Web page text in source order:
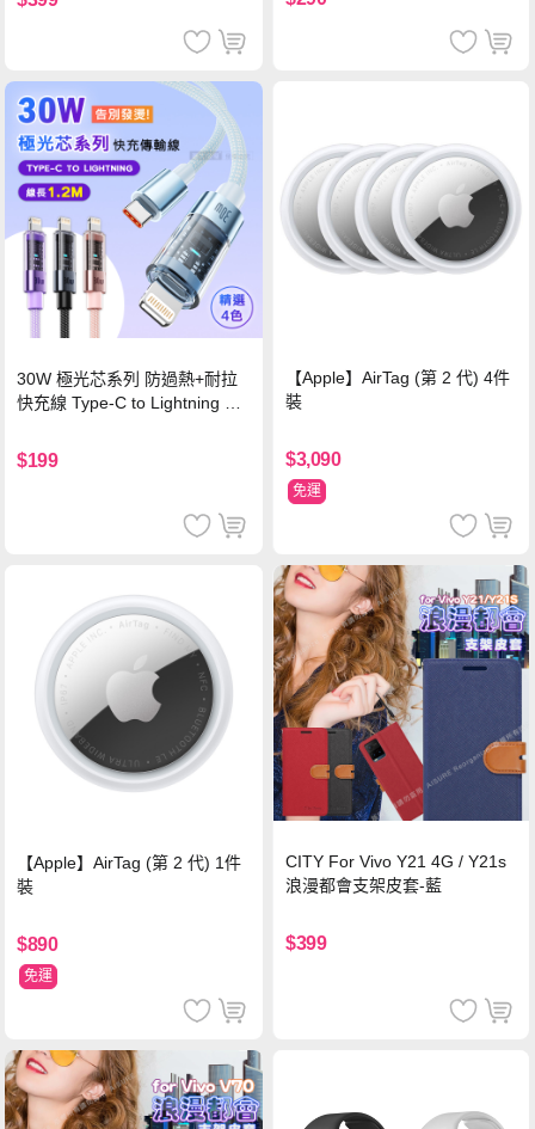
30W 極光芯系列 防過熱+耐拉
快充線 Type-C to Lightning 傳
$199
【Apple】AirTag (第 2 代) 4件
裝
$3,090
免運
【Apple】AirTag (第 2 代) 1件
裝
$890
免運
CITY For Vivo Y21 4G / Y21s
浪漫都會支架皮套-藍
$399